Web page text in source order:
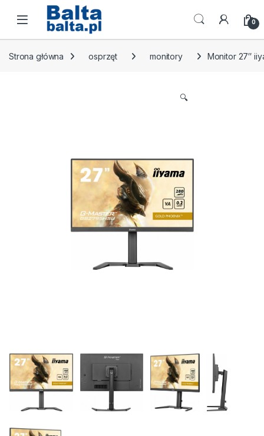
Skip to navigation
Skip to content
Open 0
Strona główna osprzęt monitory Monitor 27″
🔍